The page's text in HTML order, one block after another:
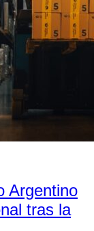
Argentino
tras la